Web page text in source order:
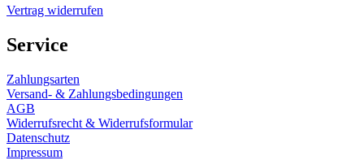
Vertrag widerrufen
Service
Zahlungsarten
Versand- & Zahlungsbedingungen
AGB
Widerrufsrecht & Widerrufsformular
Datenschutz
Impressum